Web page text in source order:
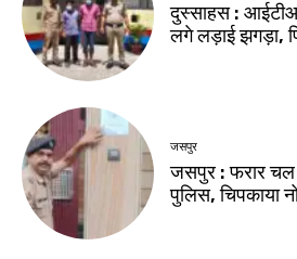
दुस्साहस :
लगे लड़ाई झगड़ा,
जसपुर
जसपुर : फरार
पुलिस, चिपकाया